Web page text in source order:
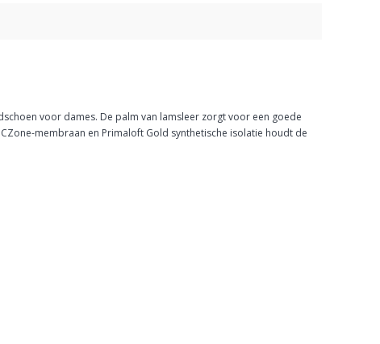
voor dames. De palm van lamsleer zorgt voor een goede
membraan en Primaloft Gold synthetische isolatie houdt de